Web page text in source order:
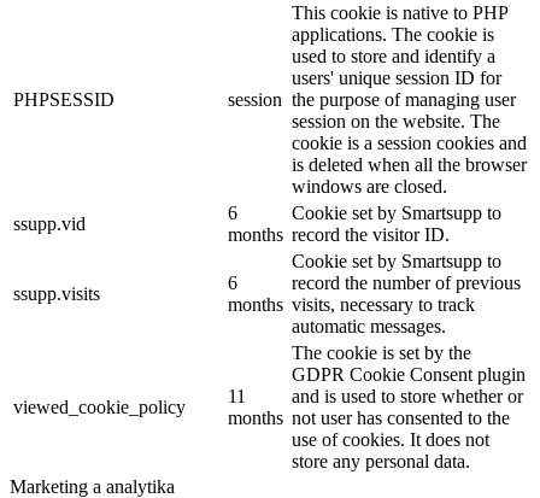
PHPSESSID session
This cookie is native to PHP
applications. The cookie is
used to store and identify a
users' unique session ID for
the purpose of managing user
session on the website. The
cookie is a session cookies and
is deleted when all the browser
windows are closed.
ssupp.vid
6
months
Cookie set by Smartsupp to
record the visitor ID.
ssupp.visits
6
months
Cookie set by Smartsupp to
record the number of previous
visits, necessary to track
automatic messages.
viewed_cookie_policy
11
months
The cookie is set by the
GDPR Cookie Consent plugin
and is used to store whether or
not user has consented to the
use of cookies. It does not
store any personal data.
Marketing a analytika